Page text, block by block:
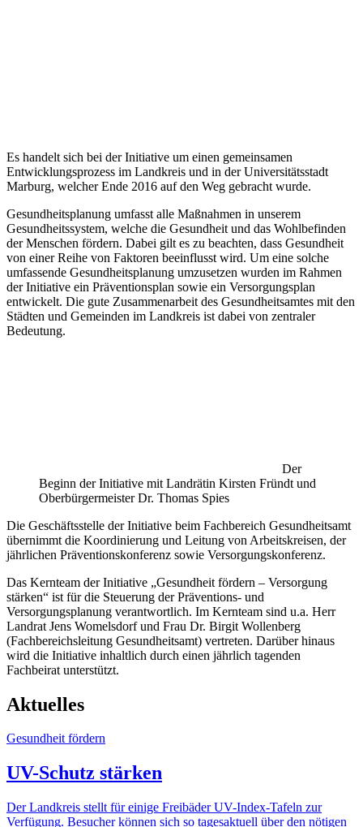
Es handelt sich bei der Initiative um einen gemeinsamen
Entwicklungsprozess im Landkreis und in der Universitätsstadt
Marburg, welcher Ende 2016 auf den Weg gebracht wurde.
Gesundheitsplanung umfasst alle Maßnahmen in unserem
Gesundheitssystem, welche die Gesundheit und das Wohlbefinden
der Menschen fördern. Dabei gilt es zu beachten, dass Gesundheit
von einer Reihe von Faktoren beeinflusst wird. Um eine solche
umfassende Gesundheitsplanung umzusetzen wurden im Rahmen
der Initiative ein Präventionsplan sowie ein Versorgungsplan
entwickelt. Die gute Zusammenarbeit des Gesundheitsamtes mit den
Städten und Gemeinden im Landkreis ist dabei von zentraler
Bedeutung.
Der
Beginn der Initiative mit Landrätin Kirsten Fründt und
Oberbürgermeister Dr. Thomas Spies
Die Geschäftsstelle der Initiative beim Fachbereich Gesundheitsamt
übernimmt die Koordinierung und Leitung von Arbeitskreisen, der
jährlichen Präventionskonferenz sowie Versorgungskonferenz.
Das Kernteam der Initiative „Gesundheit fördern – Versorgung
stärken“ ist für die Steuerung der Präventions- und
Versorgungsplanung verantwortlich. Im Kernteam sind u.a. Herr
Landrat Jens Womelsdorf und Frau Dr. Birgit Wollenberg
(Fachbereichsleitung Gesundheitsamt) vertreten. Darüber hinaus
wird die Initiative inhaltlich durch einen jährlich tagenden
Fachbeirat unterstützt.
Aktuelles
Gesundheit fördern
UV-Schutz stärken
Der Landkreis stellt für einige Freibäder UV-Index-Tafeln zur
Verfügung. Besucher können sich so tagesaktuell über den nötigen